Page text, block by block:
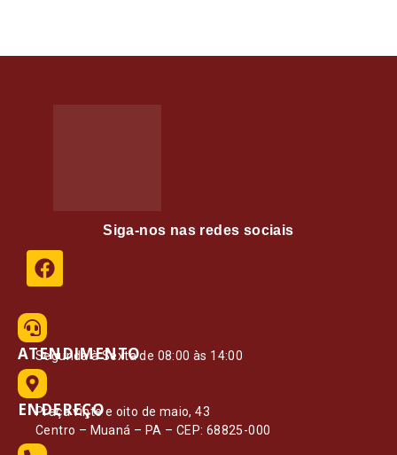
Siga-nos nas redes sociais
ATENDIMENTO
Segunda à Sexta de 08:00 às 14:00
ENDEREÇO
Praça vinte e oito de maio, 43
Centro – Muaná – PA – CEP: 68825-000